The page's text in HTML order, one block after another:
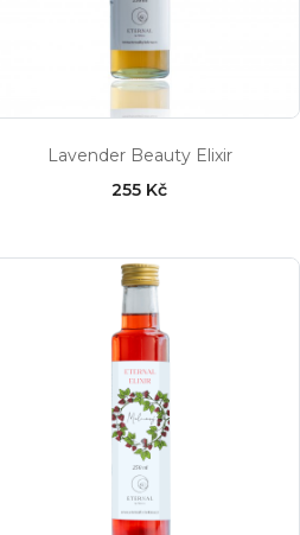
Lavender Beauty Elixir
255 Kč